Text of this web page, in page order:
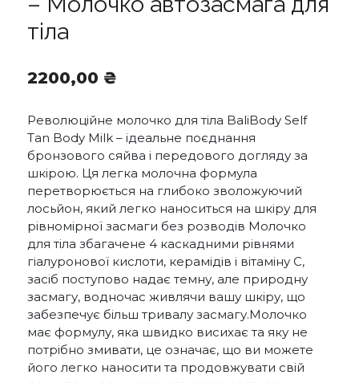
тіла
2200,00 ₴
Революційне молочко для тіла BaliBody Self
Tan Body Milk – ідеальне поєднання
бронзового сяйва і передового догляду за
шкірою. Ця легка молочна формула
перетворюється на глибоко зволожуючий
лосьйон, який легко наноситься на шкіру для
рівномірної засмаги без розводів Молочко
для тіла збагачене 4 каскадними рівнями
гіалуронової кислоти, керамідів і вітаміну С,
засіб поступово надає темну, але природну
засмагу, водночас живлячи вашу шкіру, що
забезпечує більш тривалу засмагу.Молочко
має формулу, яка швидко висихає та яку не
потрібно змивати, це означає, що ви можете
його легко наносити та продовжувати свій